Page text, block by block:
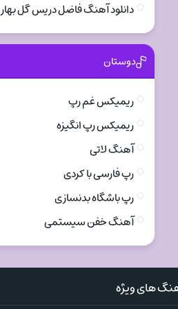
دانلود آهنگ فاضل دریس گل بهار
دوستان
ریمیکس غم رپ
ریمیکس رپ انگیزه
آهنگ لاتی
رپ فارسی با کردی
رپ باشگاه بدنسازی
آهنگ خفن سیستمی
های ویژه